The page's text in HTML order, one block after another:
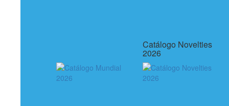
Catálogo Novelties
2026